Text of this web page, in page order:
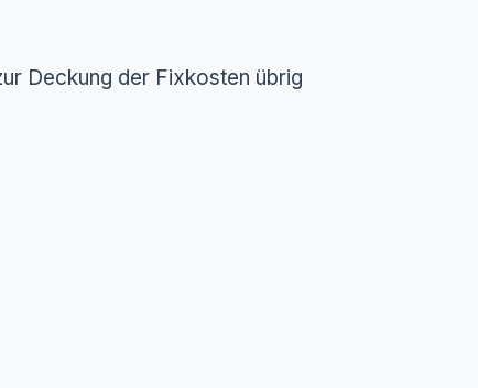
Deckung der Fixkosten übrig